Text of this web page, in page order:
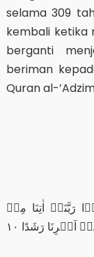
selama 309
kembali ketika
berganti
beriman
Quran al-
رَبَّنَاۤ اٰتِنَا مِنۡ
رَشَدًا‏ ١٠